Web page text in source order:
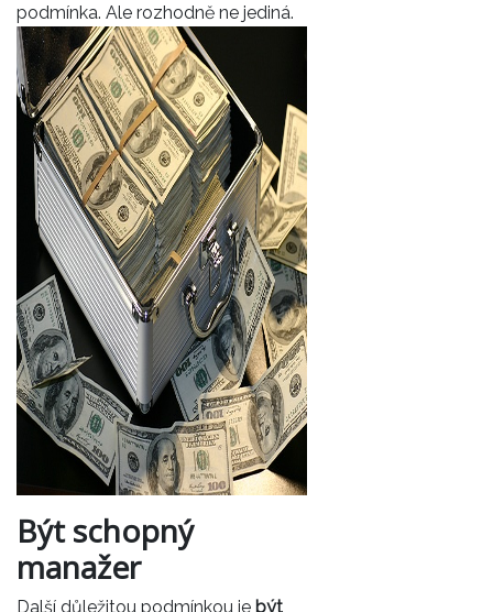
podmínka. Ale rozhodně ne jediná.
Být schopný
manažer
Další důležitou podmínkou je být